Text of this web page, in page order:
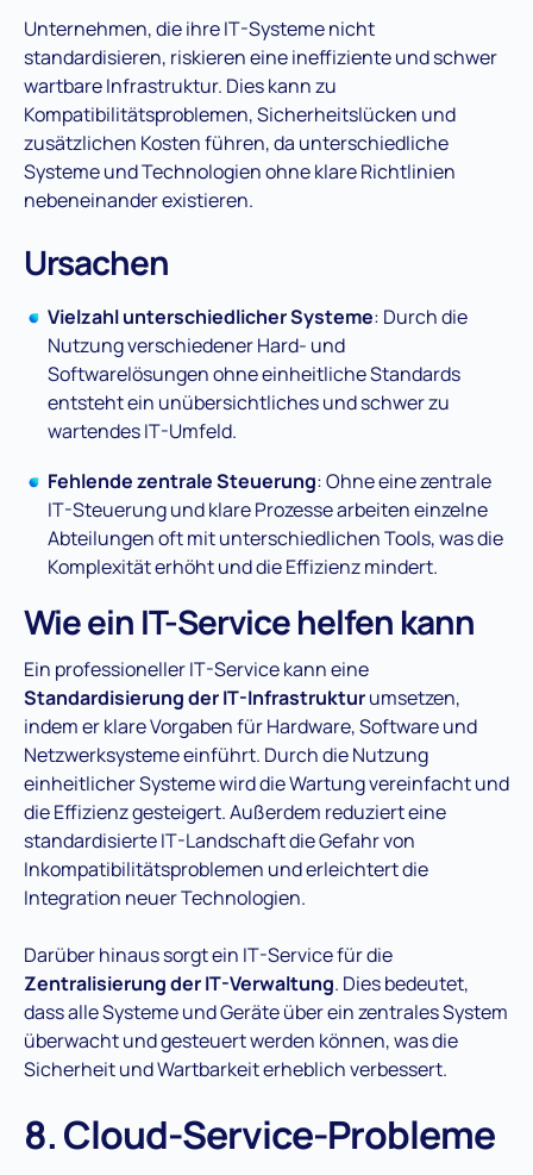
Unternehmen, die ihre IT-Systeme nicht
standardisieren, riskieren eine ineffiziente und schwer
wartbare Infrastruktur. Dies kann zu
Kompatibilitätsproblemen, Sicherheitslücken und
zusätzlichen Kosten führen, da unterschiedliche
Systeme und Technologien ohne klare Richtlinien
nebeneinander existieren​.
Ursachen
Vielzahl unterschiedlicher Systeme: Durch die
Nutzung verschiedener Hard- und
Softwarelösungen ohne einheitliche Standards
entsteht ein unübersichtliches und schwer zu
wartendes IT-Umfeld.
Fehlende zentrale Steuerung: Ohne eine zentrale
IT-Steuerung und klare Prozesse arbeiten einzelne
Abteilungen oft mit unterschiedlichen Tools, was die
Komplexität erhöht und die Effizienz mindert​.
Wie ein IT-Service helfen kann
Ein professioneller IT-Service kann eine
Standardisierung der IT-Infrastrukturumsetzen,
indem er klare Vorgaben für Hardware, Software und
Netzwerksysteme einführt. Durch die Nutzung
einheitlicher Systeme wird die Wartung vereinfacht und
die Effizienz gesteigert. Außerdem reduziert eine
standardisierte IT-Landschaft die Gefahr von
Inkompatibilitätsproblemen und erleichtert die
Integration neuer Technologien​.
Darüber hinaus sorgt ein IT-Service für die
Zentralisierung der IT-Verwaltung. Dies bedeutet,
dass alle Systeme und Geräte über ein zentrales System
überwacht und gesteuert werden können, was die
Sicherheit und Wartbarkeit erheblich verbessert​.
8. Cloud-Service-Probleme